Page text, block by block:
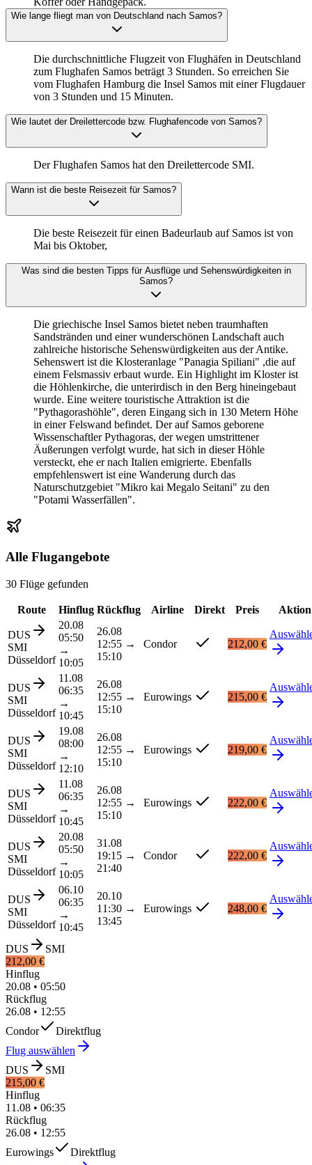
Wie lange fliegt man von Deutschland nach Samos?
Die durchschnittliche Flugzeit von Flughäfen in Deutschland
zum Flughafen Samos beträgt 3 Stunden. So erreichen Sie
vom Flughafen Hamburg die Insel Samos mit einer Flugdauer
von 3 Stunden und 15 Minuten.
Wie lautet der Dreilettercode bzw. Flughafencode von Samos?
Der Flughafen Samos hat den Dreilettercode SMI.
Wann ist die beste Reisezeit für Samos?
Die beste Reisezeit für einen Badeurlaub auf Samos ist von
Mai bis Oktober,
Was sind die besten Tipps für Ausflüge und Sehenswürdigkeiten in
Samos?
Die griechische Insel Samos bietet neben traumhaften
Sandstränden und einer wunderschönen Landschaft auch
zahlreiche historische Sehenswürdigkeiten aus der Antike.
Sehenswert ist die Klosteranlage "Panagia Spiliani" ,die auf
einem Felsmassiv erbaut wurde. Ein Highlight im Kloster ist
die Höhlenkirche, die unterirdisch in den Berg hineingebaut
wurde. Eine weitere touristische Attraktion ist die
"Pythagorashöhle", deren Eingang sich in 130 Metern Höhe
in einer Felswand befindet. Der auf Samos geborene
Wissenschaftler Pythagoras, der wegen umstrittener
Äußerungen verfolgt wurde, hat sich in dieser Höhle
versteckt, ehe er nach Italien emigrierte. Ebenfalls
empfehlenswert ist eine Wanderung durch das
Naturschutzgebiet "Mikro kai Megalo Seitani" zu den
"Potami Wasserfällen".
Alle Flugangebote
30 Flüge gefunden
Route Hinflug Rückflug Airline Direkt Preis Aktion
DUS
SMI
Düsseldorf
20.08
05:50
→
10:05
26.08
12:55 →
15:10
Condor 212,00 €
DUS
SMI
Düsseldorf
11.08
06:35
→
10:45
26.08
12:55 →
15:10
Eurowings 215,00 €
DUS
SMI
Düsseldorf
19.08
08:00
→
12:10
26.08
12:55 →
15:10
Eurowings 219,00 €
DUS
SMI
Düsseldorf
11.08
06:35
→
10:45
26.08
12:55 →
15:10
Eurowings 222,00 €
DUS
SMI
Düsseldorf
20.08
05:50
→
10:05
31.08
19:15 →
21:40
Condor 222,00 €
DUS
SMI
Düsseldorf
06.10
06:35
→
10:45
20.10
11:30 →
13:45
Eurowings 248,00 €
DUS
SMI
212,00 €
Hinflug
20.08 • 05:50
Rückflug
26.08 • 12:55
Condor
Direktflug
Flug auswählen
DUS
SMI
215,00 €
Hinflug
11.08 • 06:35
Rückflug
26.08 • 12:55
Eurowings
Direktflug